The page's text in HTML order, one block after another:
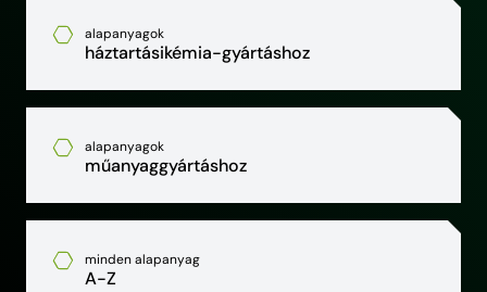
alapanyagok
háztartásikémia-gyártáshoz
alapanyagok
műanyaggyártáshoz
minden alapanyag
A-Z